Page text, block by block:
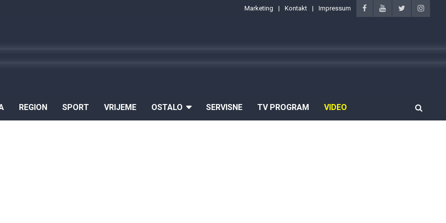
Marketing Kontakt Impressum
REGION SPORT VRIJEME OSTALO SERVISNE TV PROGRAM VIDEO